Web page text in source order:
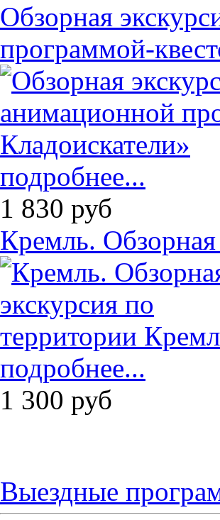
Обзорная
программой-
подробнее...
1 830 руб
Кремль.
подробнее...
1 300 руб
Выездные